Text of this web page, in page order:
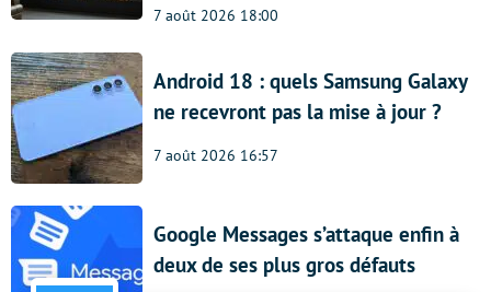
7 août 2026 18:00
Android 18 : quels Samsung Galaxy
ne recevront pas la mise à jour ?
7 août 2026 16:57
Google Messages s’attaque enfin à
deux de ses plus gros défauts